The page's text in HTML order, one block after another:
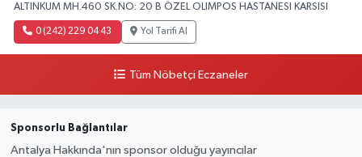
ALTINKUM MH.460 SK.NO: 20 B ÖZEL OLIMPOS HASTANESI KARSISI
0 (242) 229 04 43 Yol Tarifi Al
Tüm Nöbetçi Eczaneler
Sponsorlu Bağlantılar
Antalya Hakkında'nın sponsor olduğu yayıncılar